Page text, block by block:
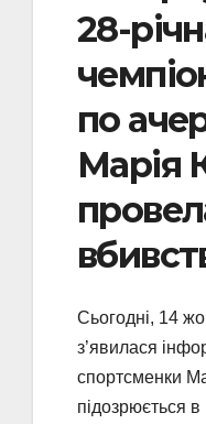
28-
по
Марія
Сьогодні, 14
з’явилася
спортсменки
підозрюється